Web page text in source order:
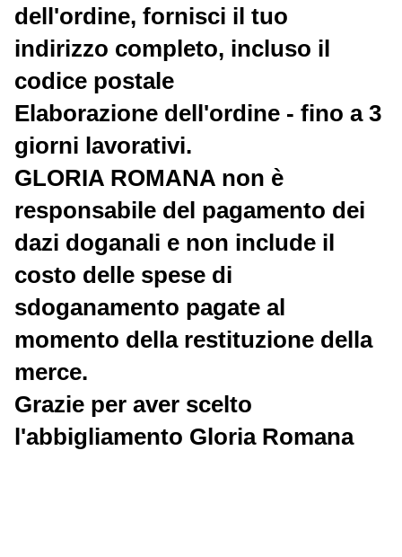
dell'ordine, fornisci il tuo
indirizzo completo, incluso il
codice postale
Elaborazione dell'ordine - fino a 3
giorni lavorativi.
GLORIA ROMANA non è
responsabile del pagamento dei
dazi doganali e non include il
costo delle spese di
sdoganamento pagate al
momento della restituzione della
merce.
Grazie per aver scelto
l'abbigliamento Gloria Romana